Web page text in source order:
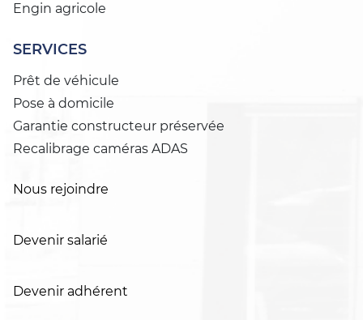
Engin agricole
SERVICES
Prêt de véhicule
Pose à domicile
Garantie constructeur préservée
Recalibrage caméras ADAS
Nous rejoindre
Devenir salarié
Devenir adhérent